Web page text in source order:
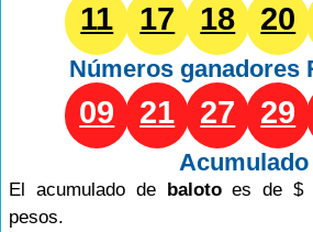
11 17 18 20
Números ganadores
09 21 27 29
Acumulado
El acumulado de balotoes de $
pesos.